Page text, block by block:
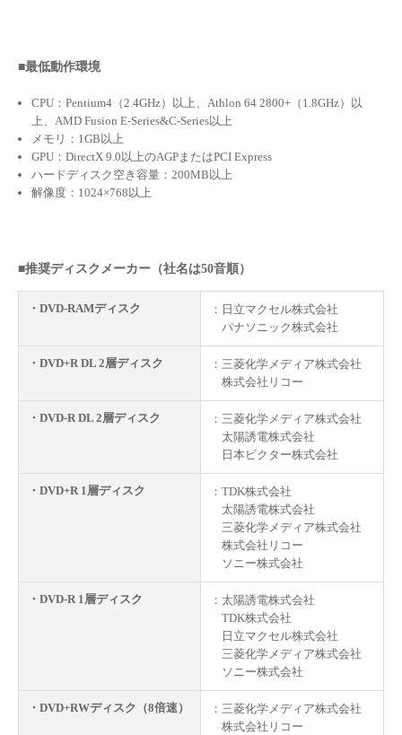
■最低動作環境
CPU：Pentium4（2.4GHz）以上、Athlon 64 2800+（1.8GHz）以
上、AMD Fusion E-Series&C-Series以上
メモリ：1GB以上
GPU：DirectX 9.0以上のAGPまたはPCI Express
ハードディスク空き容量：200MB以上
解像度：1024×768以上
■推奨ディスクメーカー（社名は50音順）
・DVD-RAMディスク
：日立マクセル株式会社
パナソニック株式会社
・DVD+R DL 2層ディスク
：三菱化学メディア株式会社
株式会社リコー
・DVD-R DL 2層ディスク
：三菱化学メディア株式会社
太陽誘電株式会社
日本ビクター株式会社
・DVD+R 1層ディスク
：TDK株式会社
太陽誘電株式会社
三菱化学メディア株式会社
株式会社リコー
ソニー株式会社
・DVD-R 1層ディスク
：太陽誘電株式会社
TDK株式会社
日立マクセル株式会社
三菱化学メディア株式会社
ソニー株式会社
・DVD+RWディスク（8倍速）
：三菱化学メディア株式会社
株式会社リコー